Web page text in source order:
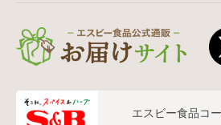
エスビー食品コ